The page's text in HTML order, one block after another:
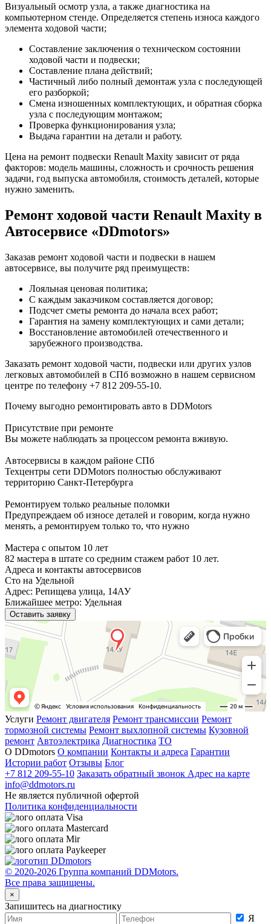
Визуальный осмотр узла, а также диагностика на
компьютерном стенде. Определяется степень износа каждого
элемента ходовой части;
Составление заключения о техническом состоянии
ходовой части и подвески;
Составление плана действий;
Частичный либо полный демонтаж узла с последующей
его разборкой;
Смена изношенных комплектующих, и обратная сборка
узла с последующим монтажом;
Проверка функционирования узла;
Выдача гарантии на детали и работу.
Цена на ремонт подвески Renault Maxity зависит от ряда
факторов: модель машины, сложность и срочность решения
задачи, год выпуска автомобиля, стоимость деталей, которые
нужно заменить.
Ремонт ходовой части Renault Maxity в
Автосервисе «DDmotors»
Заказав ремонт ходовой части и подвески в нашем
автосервисе, вы получите ряд преимуществ:
Лояльная ценовая политика;
С каждым заказчиком составляется договор;
Подсчет сметы ремонта до начала всех работ;
Гарантия на замену комплектующих и сами детали;
Восстановление автомобилей отечественного и
зарубежного производства.
Заказать ремонт ходовой части, подвески или других узлов
легковых автомобилей в СПб возможно в нашем сервисном
центре по телефону +7 812 209-55-10.
Почему выгодно ремонтировать авто в DDMotors
Присутствие при ремонте
Вы можете наблюдать за процессом ремонта вживую.
Автосервисы в каждом районе СПб
Техцентры сети DDMotors полностью обслуживают
территорию Санкт-Петербурга
Ремонтируем только реальные поломки
Предупреждаем об износе деталей и говорим, когда нужно
менять, а ремонтируем только то, что нужно
Мастера с опытом 10 лет
82 мастера в штате со средним стажем работ 10 лет.
Адреса и контакты автосервисов
Сто на Удельной
Адрес: Репищева улица, 14АУ
Ближайшее метро: Удельная
Оставить заявку
Услуги Ремонт двигателя Ремонт трансмиссии Ремонт
тормозной системы Ремонт выхлопной системы Кузовной
ремонт Автоэлектрика Диагностика ТО
О DDmotors О компании Контакты и адреса Гарантии
Истории работ Отзывы Блог
+7 812 209-55-10 Заказать обратный звонок Адрес на карте
info@ddmotors.ru
Не является публичной офертой
Политика конфиденциальности
© 2020-2026 Группа компаний DDMotors.
Все права защищены.
×
Запишитесь на диагностику
Я